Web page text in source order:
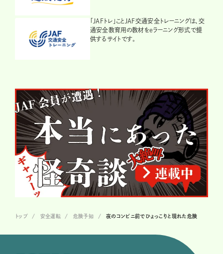
「JAFトレ」ことJAF交通安全トレーニングは、交
通安全教育用の教材をeラーニング形式で提
供するサイトです。
トップ 安全運転 危険予知 夜のコンビニ前でひょっこりと現れた危険